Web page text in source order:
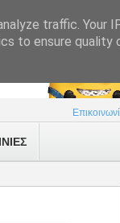
traffic. Your
to ensure quality